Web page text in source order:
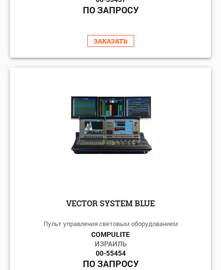
ПО ЗАПРОСУ
ЗАКАЗАТЬ
VECTOR SYSTEM BLUE
Пульт управления световым оборудованием
COMPULITE
ИЗРАИЛЬ
00-55454
ПО ЗАПРОСУ